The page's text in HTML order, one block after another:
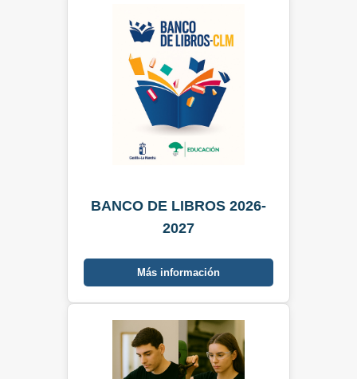
BANCO DE LIBROS 2026-
2027
Más información